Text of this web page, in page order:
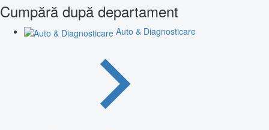
Cumpără după departament
Auto & Diagnosticare